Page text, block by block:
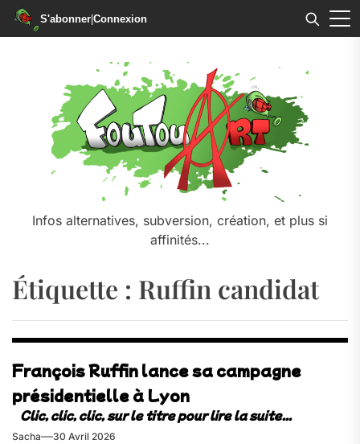
S'abonner|Connexion
Infos alternatives, subversion, création, et plus si
affinités...
Étiquette : Ruffin candidat
François Ruffin lance sa campagne
présidentielle à Lyon
Sacha 30 Avril 2026